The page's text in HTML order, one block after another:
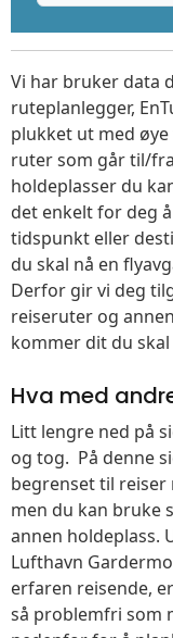
Vi har bruker data
ruteplanlegger,
plukket ut med
ruter som går til/
holdeplasser du
det enkelt for deg
tidspunkt eller
du skal nå en
Derfor gir vi deg
reiseruter og
kommer dit du skal
Hva med
Litt lengre ned på
og tog. På denne
begrenset til reiser
men du kan bruke
annen holdeplass.
Lufthavn
erfaren reisende,
så problemfri som